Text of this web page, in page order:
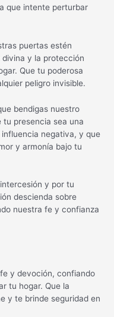
que intente perturbar
puertas estén
y la protección
Que tu poderosa
peligro invisible.
bendigas nuestro
presencia sea una
negativa, y que
y armonía bajo tu
y por tu
descienda sobre
nuestra fe y confianza
y devoción, confiando
tu hogar. Que la
y te brinde seguridad en